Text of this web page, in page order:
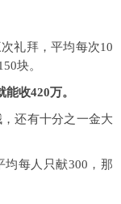
礼拜，平均每次10
块。
收420万。
还有十分之一金大
每人只献300，那